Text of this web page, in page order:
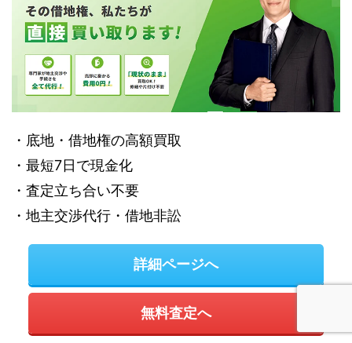
・底地・借地権の高額買取
・最短7日で現金化
・査定立ち合い不要
・地主交渉代行・借地非訟
詳細ページへ
無料査定へ